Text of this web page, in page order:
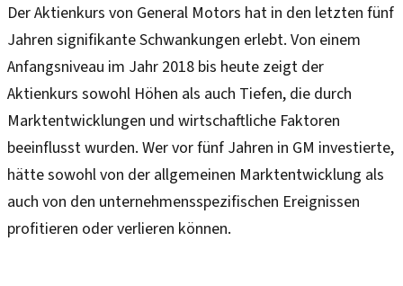
Der Aktienkurs von General Motors hat in den letzten fünf
Jahren signifikante Schwankungen erlebt. Von einem
Anfangsniveau im Jahr 2018 bis heute zeigt der
Aktienkurs sowohl Höhen als auch Tiefen, die durch
Marktentwicklungen und wirtschaftliche Faktoren
beeinflusst wurden. Wer vor fünf Jahren in GM investierte,
hätte sowohl von der allgemeinen Marktentwicklung als
auch von den unternehmensspezifischen Ereignissen
profitieren oder verlieren können.